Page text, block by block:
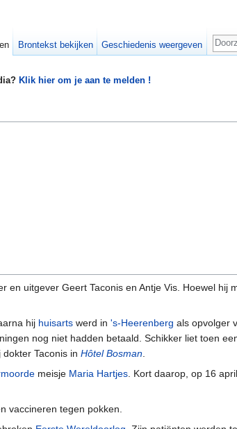
Klik hier om je aan te melden !
en uitgever Geert Taconis en Antje Vis. Hoewel hij
hij huisarts werd in 's-Heerenberg als opvolger
nog niet hadden betaald. Schikker liet toen
Taconis in Hôtel Bosman.
meisje Maria Hartjes. Kort daarop, op 16
vaccineren tegen pokken.
Brontekst bekijken Geschiedenis weergeven